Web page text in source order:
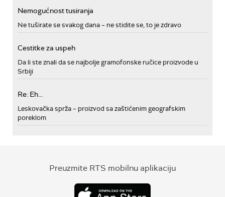
Nemogućnost tusiranja
Ne tuširate se svakog dana – ne stidite se, to je zdravo
Cestitke za uspeh
Da li ste znali da se najbolje gramofonske ručice proizvode u
Srbiji
Re: Eh...
Leskovačka sprža – proizvod sa zaštićenim geografskim
poreklom
Preuzmite RTS mobilnu aplikaciju